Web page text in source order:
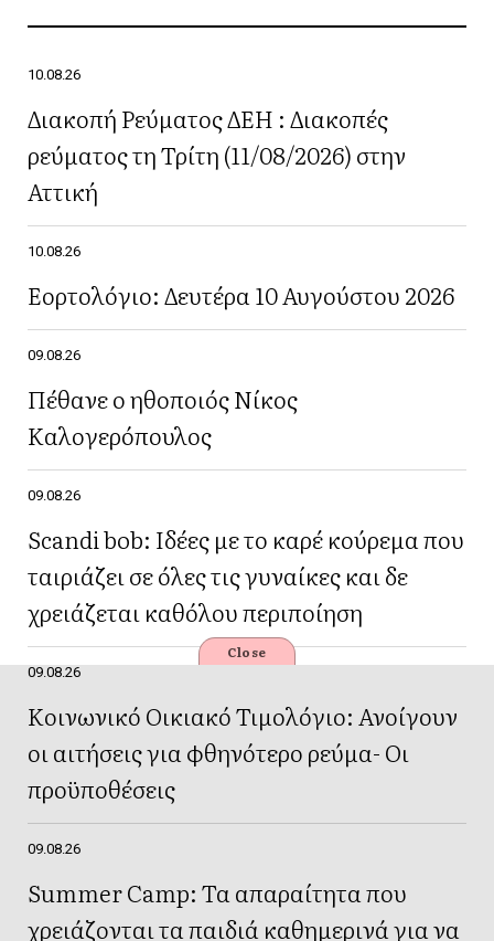
10.08.26
Διακοπή Ρεύματος ΔΕΗ : Διακοπές
ρεύματος τη Τρίτη (11/08/2026) στην
Αττική
10.08.26
Εορτολόγιο: Δευτέρα 10 Αυγούστου 2026
09.08.26
Πέθανε ο ηθοποιός Νίκος
Καλογερόπουλος
09.08.26
Scandi bob: Ιδέες με το καρέ κούρεμα που
ταιριάζει σε όλες τις γυναίκες και δε
χρειάζεται καθόλου περιποίηση
09.08.26
Κοινωνικό Οικιακό Τιμολόγιο: Ανοίγουν
οι αιτήσεις για φθηνότερο ρεύμα- Οι
προϋποθέσεις
09.08.26
Summer Camp: Τα απαραίτητα που
χρειάζονται τα παιδιά καθημερινά για να
Close